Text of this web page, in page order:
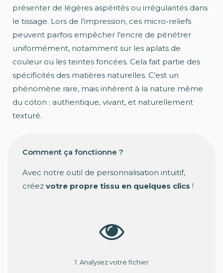
présenter de légères aspérités ou irrégularités dans
le tissage. Lors de l’impression, ces micro-reliefs
peuvent parfois empêcher l’encre de pénétrer
uniformément, notamment sur les aplats de
couleur ou les teintes foncées. Cela fait partie des
spécificités des matières naturelles. C’est un
phénomène rare, mais inhérent à la nature même
du coton : authentique, vivant, et naturellement
texturé.
Comment ça fonctionne ?
Avec notre outil de personnalisation intuitif,
créez votre propre tissu en quelques clics !
1. Analysez votre fichier